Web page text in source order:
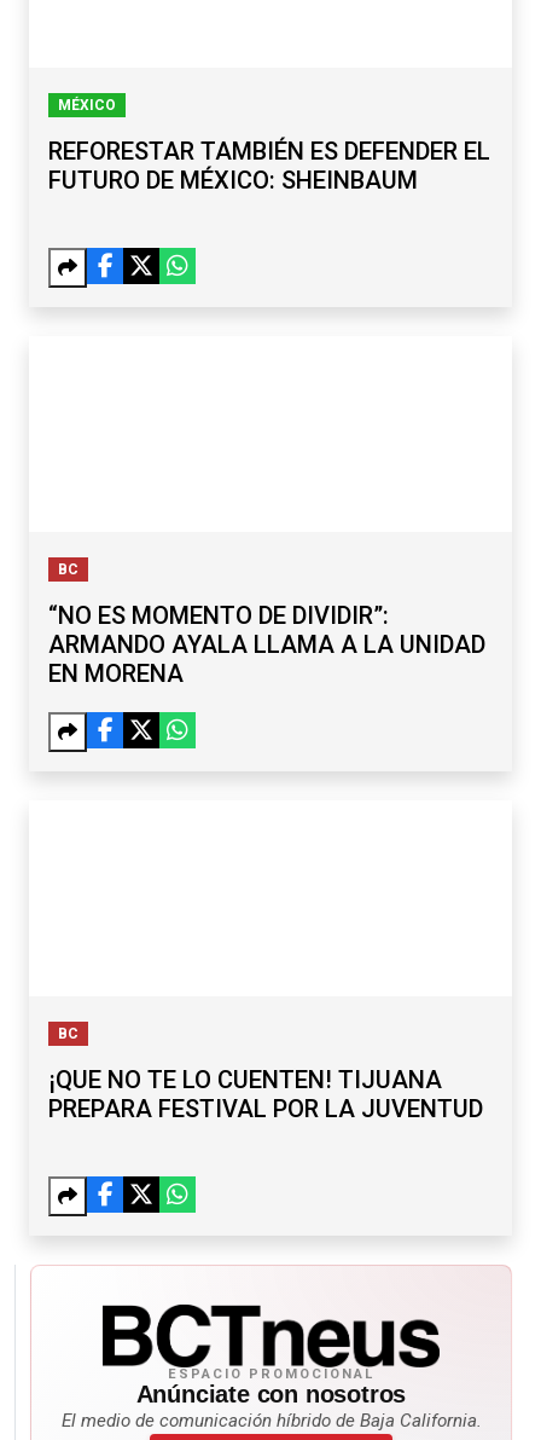
MÉXICO
REFORESTAR TAMBIÉN ES DEFENDER EL
FUTURO DE MÉXICO: SHEINBAUM
BC
“NO ES MOMENTO DE DIVIDIR”:
ARMANDO AYALA LLAMA A LA UNIDAD
EN MORENA
BC
¡QUE NO TE LO CUENTEN! TIJUANA
PREPARA FESTIVAL POR LA JUVENTUD
ESPACIO PROMOCIONAL
Anúnciate con nosotros
El medio de comunicación híbrido de Baja California.